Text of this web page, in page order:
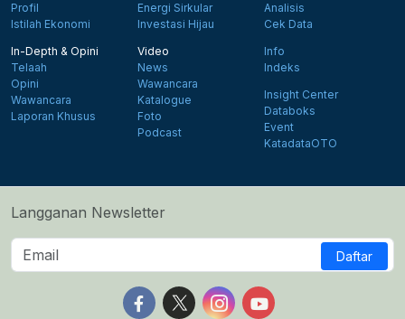
Profil
Istilah Ekonomi
Energi Sirkular
Investasi Hijau
Analisis
Cek Data
In-Depth & Opini
Telaah
Opini
Wawancara
Laporan Khusus
Video
News
Wawancara
Katalogue
Foto
Podcast
Info
Indeks
Insight Center
Databoks
Event
KatadataOTO
Langganan Newsletter
Daftar
Follow us on Facebook
Follow us on X
Follow us on Instagram
Follow us on